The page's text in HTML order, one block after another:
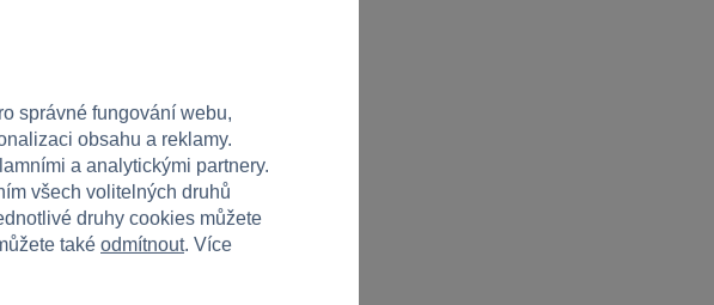
správné fungování webu,
obsahu a reklamy.
a analytickými partnery.
všech volitelných druhů
druhy cookies můžete
také odmítnout. Více